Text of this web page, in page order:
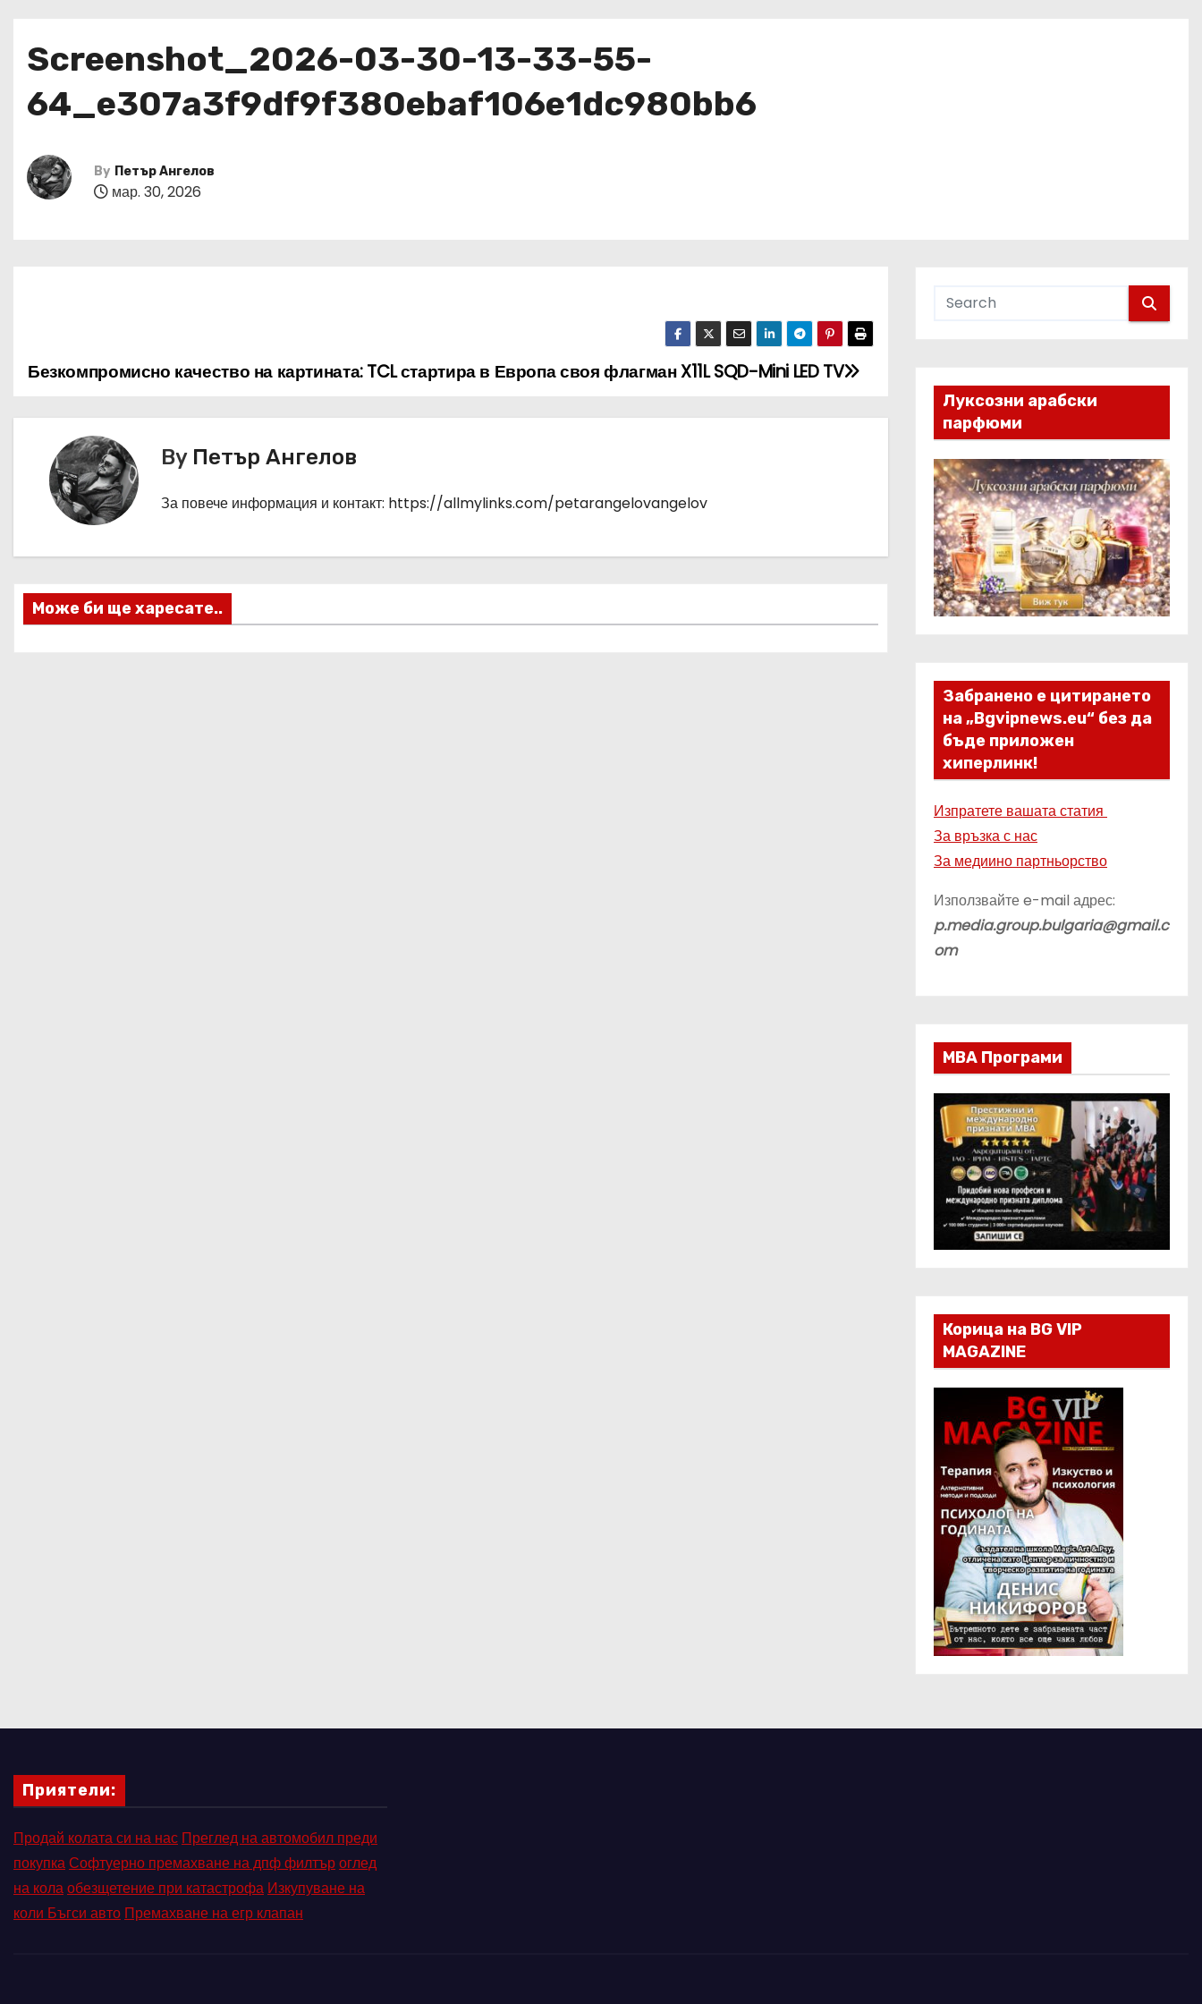
Screenshot_2026-03-30-13-33-55-
64_e307a3f9df9f380ebaf106e1dc980bb6
By Петър Ангелов
мар. 30, 2026
Н
а
а
ц
Безкомпромисно качество на картината: TCL стартира в Европа своя флагман X11L SQD-Mini LED TV
By Петър Ангелов
За повече информация и контакт: https://allmylinks.com/petarangelovangelov
Може би ще харесате..
Луксозни арабски
парфюми
Забранено е цитирането
на „Bgvipnews.eu“ без да
бъде приложен
хиперлинк!
Изпратете вашата статия
За връзка с нас
За медиино партньорство
Използвайте e-mail адрес:
p.media.group.bulgaria@gmail.c
om
МВА Програми
Корица на BG VIP
MAGAZINE
Приятели:
Продай колата си на нас Преглед на автомобил преди
покупкаСофтуерно премахване на дпф филтъроглед
на колаобезщетение при катастрофа Изкупуване на
коли Бъгси авто Премахване на егр клапан